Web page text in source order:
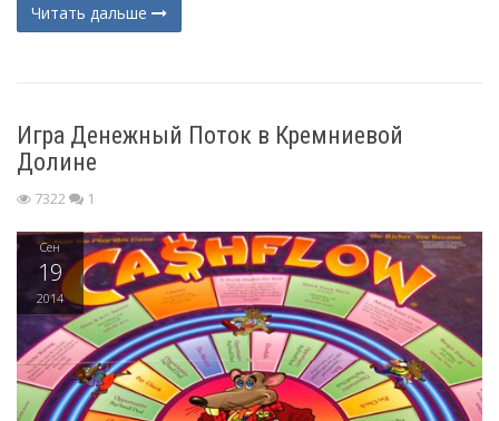
Читать дальше
Игра Денежный Поток в Кремниевой
Долине
7322 1
Сен
19
2014